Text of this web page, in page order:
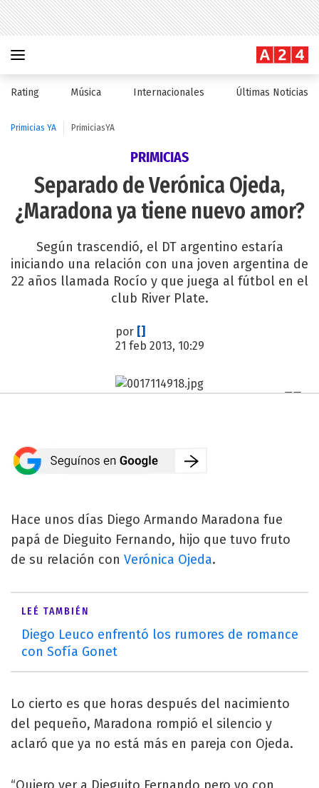
Rating Música Internacionales Últimas Noticias
Primicias YA PrimiciasYA
PRIMICIAS
Separado de Verónica Ojeda,
¿Maradona ya tiene nuevo amor?
Según trascendió, el DT argentino estaría
iniciando una relación con una joven argentina de
22 años llamada Rocío y que juega al fútbol en el
club River Plate.
por []
21 feb 2013, 10:29
Hace unos días Diego Armando Maradona fue
papá de Dieguito Fernando, hijo que tuvo fruto
de su relación con Verónica Ojeda.
LEÉ TAMBIÉN
Diego Leuco enfrentó los rumores de romance
con Sofía Gonet
Lo cierto es que horas después del nacimiento
del pequeño, Maradona rompió el silencio y
aclaró que ya no está más en pareja con Ojeda.